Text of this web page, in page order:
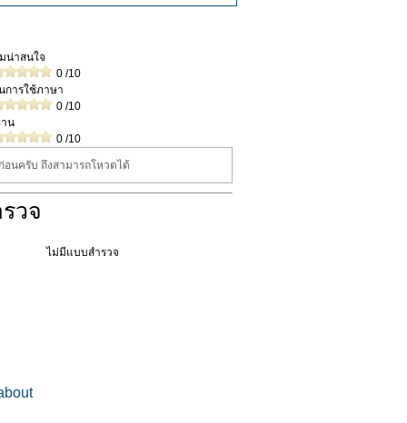
น่าสนใจ
0/10
การใช้ภาษา
0/10
น
0/10
อนครับ ถึงสามารถโหวดได้
วจ
ไม่มีแบบสำรวจ